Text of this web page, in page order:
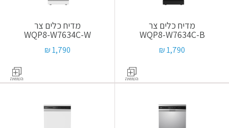
מדיח כלים צר
WQP8-W7634C-B
1,790 ₪
מדיח כלים צר
WQP8-W7634C-W
1,790 ₪